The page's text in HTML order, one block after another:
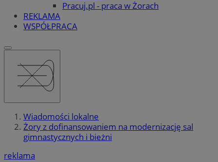
Pracuj.pl - praca w Żorach
REKLAMA
WSPÓŁPRACA
Wiadomości lokalne
Żory z dofinansowaniem na modernizację sal
gimnastycznych i bieżni
reklama